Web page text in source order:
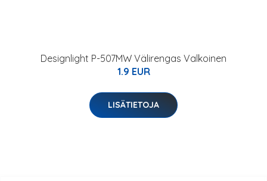
Designlight P-507MW Välirengas Valkoinen
1.9 EUR
LISÄTIETOJA